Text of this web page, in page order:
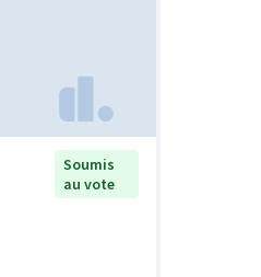
Soumis
au vote